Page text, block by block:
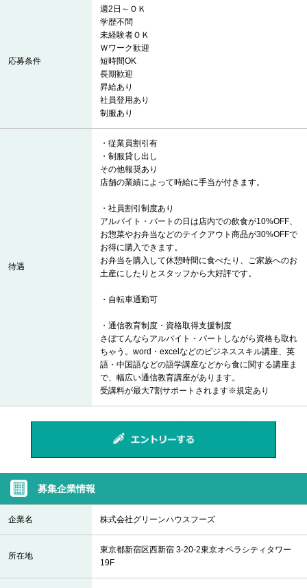
応募条件
週2日～ＯＫ
学歴不問
未経験者ＯＫ
Ｗワーク歓迎
短時間OK
長期歓迎
昇給あり
社員登用あり
制服あり
待遇
・従業員割引有
・制服貸し出し
その他報奨あり
店舗の業績によって時給に手当が付きます。
・社員割引制度あり
アルバイト・パートの日は店内での飲食が10%OFF、
お惣菜やお弁当などのテイクアウト商品が30%OFFで
お得に購入できます。
お弁当を購入して休憩時間に食べたり、ご家族へのお
土産にしたりとスタッフから大好評です。
・自転車通勤可
・通信教育制度・資格取得支援制度
さぼてんならアルバイト・パートしながら資格も取れ
ちゃう。word・excelなどのビジネススキル講座、英
語・中国語などの語学講座などから食に関する講座ま
で、幅広い通信教育講座があります。
受講料が最大7割サポートされます※規定あり
募集企業情報
企業名 株式会社グリーンハウスフーズ
所在地
東京都新宿区西新宿 3-20-2東京オペラシティタワー
19F